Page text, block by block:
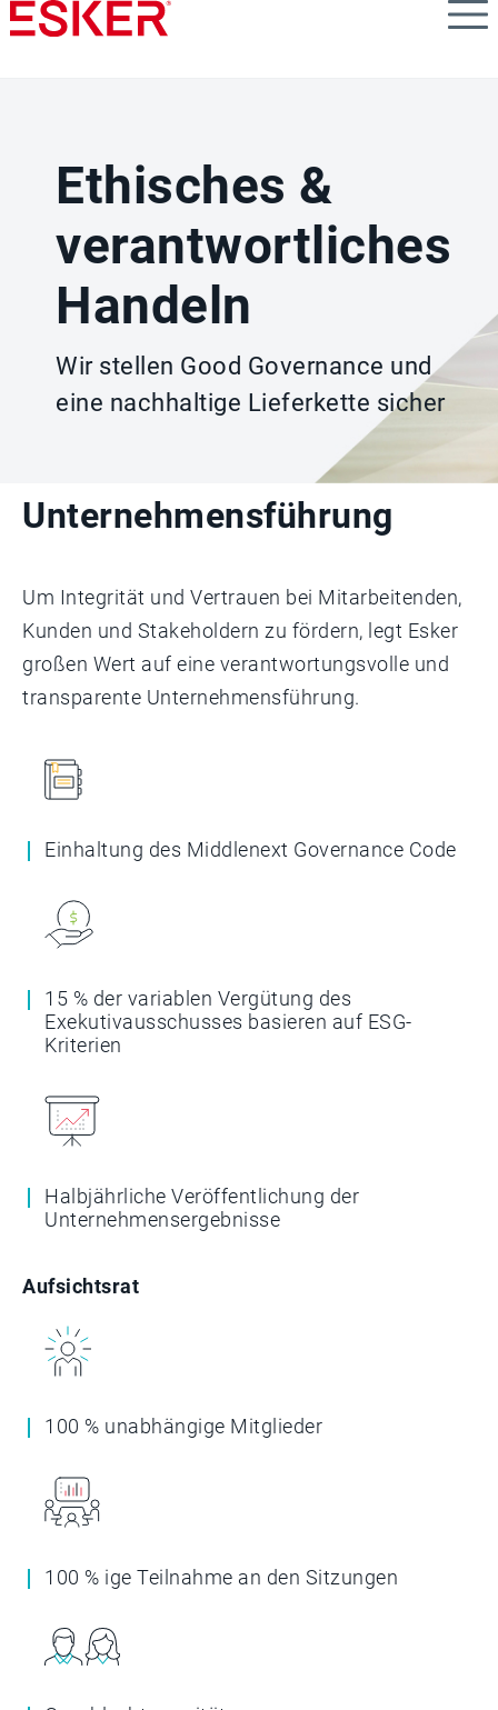
Skip
to
Ethisches &
verantwortliches
Handeln
Wir stellen Good Governance und
eine nachhaltige Lieferkette sicher
Unternehmensführung
Um Integrität und Vertrauen bei Mitarbeitenden,
Kunden und Stakeholdern zu fördern, legt Esker
großen Wert auf eine verantwortungsvolle und
transparente Unternehmensführung.
Einhaltung des Middlenext Governance Code
15 % der variablen Vergütung des
Exekutivausschusses basieren auf ESG-
Kriterien
Halbjährliche Veröffentlichung der
Unternehmensergebnisse
Aufsichtsrat
100 % unabhängige Mitglieder
100 % ige Teilnahme an den Sitzungen